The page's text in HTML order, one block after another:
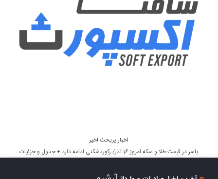
اخبار پربحث اخیر
یاسردرقیمت طلا و سکه امروز 16 آذر/ رکوردشکنی ادامه دارد + جدول و جزئیات